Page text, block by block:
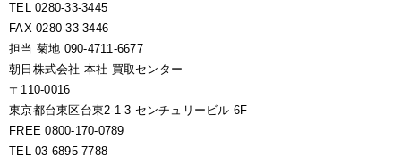
TEL 0280-33-3445
FAX 0280-33-3446
担当 菊地 090-4711-6677
朝日株式会社 本社 買取センター
〒110-0016
東京都台東区台東2-1-3 センチュリービル 6F
FREE 0800-170-0789
TEL 03-6895-7788